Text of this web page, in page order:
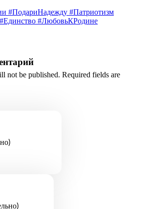
#ПодариНадежду #Патриотизм
#ЛюбовьКРодине
not be published. Required fields are